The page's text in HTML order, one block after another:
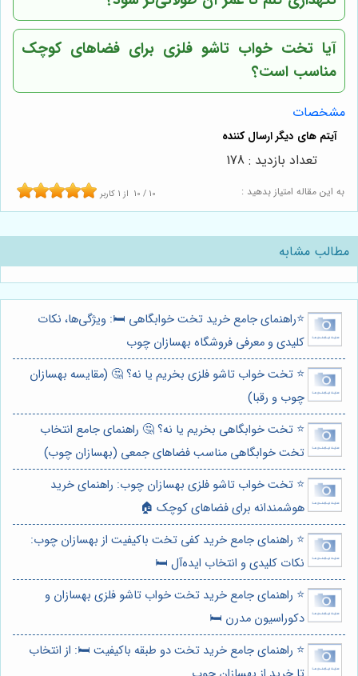
آیا تخت خواب تاشو فلزی برای فضاهای کوچک
مناسب است؟
مشخصات
به این مقاله امتیاز بدهید : 10 / 10 از 1 کاربر
تعداد بازدید : 178
مطالب مشابه
⭐️راهنمای جامع خرید تخت خوابگاهی 🛏️: ویژگی‌ها، نکات
کلیدی و معرفی فروشگاه بهسازان چوب
⭐️ تخت خواب تاشو فلزی بخریم یا نه؟ 🤔 (مقایسه بهسازان
چوب و رقبا)
⭐️ تخت خوابگاهی بخریم یا نه؟ 🤔 راهنمای جامع انتخاب
تخت خوابگاهی مناسب فضاهای جمعی (بهسازان چوب)
⭐️ تخت خواب تاشو فلزی بهسازان چوب: راهنمای خرید
هوشمندانه برای فضاهای کوچک 🏠
⭐️ راهنمای جامع خرید کفی تخت باکیفیت از بهسازان چوب:
نکات کلیدی و انتخاب ایده‌آل 🛏️
⭐️ راهنمای جامع خرید تخت خواب تاشو فلزی بهسازان و
دکوراسیون مدرن 🛏️
⭐️ راهنمای جامع خرید تخت دو طبقه باکیفیت 🛏️: از انتخاب